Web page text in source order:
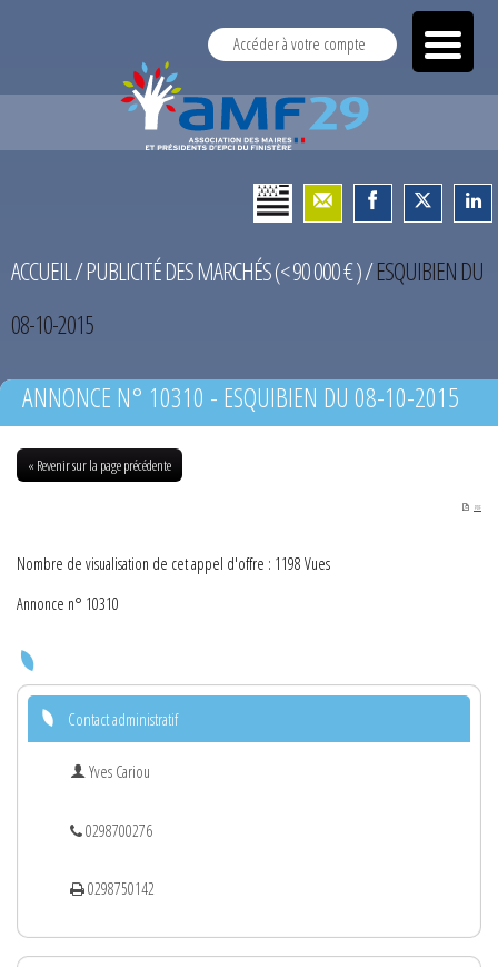
Accéder à votre compte
ACCUEIL/PUBLICITÉ DES MARCHÉS (< 90 000 € )/ESQUIBIEN DU
08-10-2015
ANNONCE N° 10310 - ESQUIBIEN DU 08-10-2015
« Revenir sur la page précédente
PDF
Nombre de visualisation de cet appel d'offre : 1198 Vues
Annonce n° 10310
Contact administratif
Yves Cariou
0298700276
0298750142